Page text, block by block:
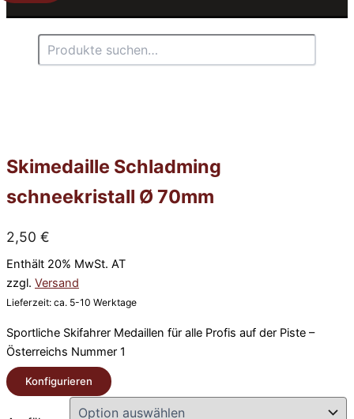
Suchen
Skimedaille Schladming
schneekristall Ø 70mm
2,50 €
Enthält 20% MwSt. AT
zzgl. Versand
Lieferzeit: ca. 5-10 Werktage
Sportliche Skifahrer Medaillen für alle Profis auf der Piste –
Österreichs Nummer 1
Konfigurieren